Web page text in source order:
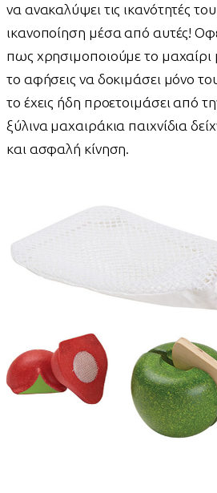
να ανακαλύψει τις ικανότητές
ικανοποίηση μέσα από αυτές!
πως χρησιμοποιούμε το μαχαίρι
το αφήσεις να δοκιμάσει μόνο
το έχεις ήδη προετοιμάσει από
ξύλινα μαχαιράκια παιχνίδια
και ασφαλή κίνηση.